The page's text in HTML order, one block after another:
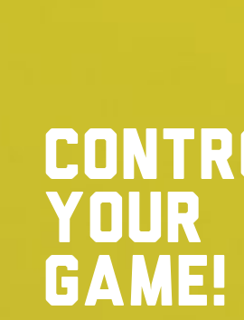
your
game!